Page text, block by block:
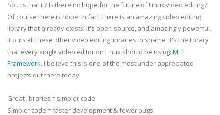
So... is that it? Is there no hope for the future of Linux video editing?
Of course there is hope! In fact, there is an amazing video editing
library that already exists! It's open-source, and amazingly powerful.
It puts all these other video editing libraries to shame. It's the library
that every single video editor on Linux should be using: MLT
Framework. I believe this is one of the most under appreciated
projects out there today.
Great libraries = simpler code
Simpler code = faster development & fewer bugs